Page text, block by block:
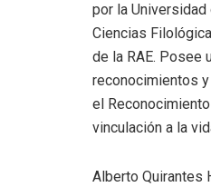
por la
Ciencias
de la RAE. Posee
reconocimientos
el
vinculación a la
Alberto Quirantes